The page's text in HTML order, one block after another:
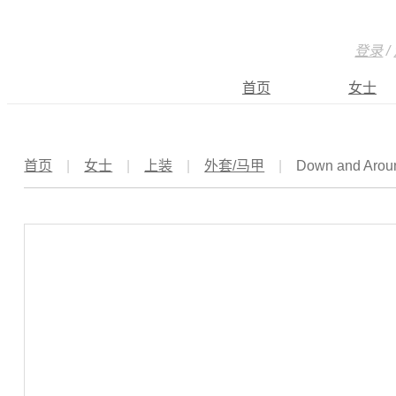
登录/
首页 女士
首页 女士 上装 外套/马甲 Down and